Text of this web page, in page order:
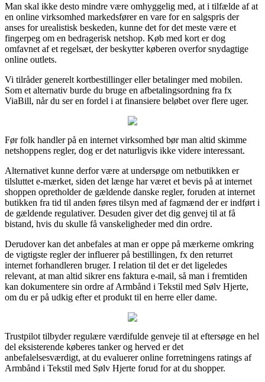
Man skal ikke desto mindre være omhyggelig med, at i tilfælde af at
en online virksomhed markedsfører en vare for en salgspris der
anses for urealistisk beskeden, kunne det for det meste være et
fingerpeg om en bedragerisk netshop. Køb med kort er dog
omfavnet af et regelsæt, der beskytter køberen overfor snydagtige
online outlets.
Vi tilråder generelt kortbestillinger eller betalinger med mobilen.
Som et alternativ burde du bruge en afbetalingsordning fra fx
ViaBill, når du ser en fordel i at finansiere beløbet over flere uger.
Før folk handler på en internet virksomhed bør man altid skimme
netshoppens regler, dog er det naturligvis ikke videre interessant.
Alternativet kunne derfor være at undersøge om netbutikken er
tilsluttet e-mærket, siden det længe har været et bevis på at internet
shoppen opretholder de gældende danske regler, foruden at internet
butikken fra tid til anden føres tilsyn med af fagmænd der er indført i
de gældende regulativer. Desuden giver det dig genvej til at få
bistand, hvis du skulle få vanskeligheder med din ordre.
Derudover kan det anbefales at man er oppe på mærkerne omkring
de vigtigste regler der influerer på bestillingen, fx den returret
internet forhandleren bruger. I relation til det er det ligeledes
relevant, at man altid sikrer ens faktura e-mail, så man i fremtiden
kan dokumentere sin ordre af Armbånd i Tekstil med Sølv Hjerte,
om du er på udkig efter et produkt til en herre eller dame.
Trustpilot tilbyder regulære værdifulde genveje til at eftersøge en hel
del eksisterende køberes tanker og herved er det
anbefalelsesværdigt, at du evaluerer online forretningens ratings af
Armbånd i Tekstil med Sølv Hjerte forud for at du shopper.